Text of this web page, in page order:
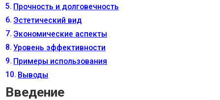
Прочность и долговечность
Эстетический вид
Экономические аспекты
Уровень эффективности
Примеры использования
Выводы
Введение